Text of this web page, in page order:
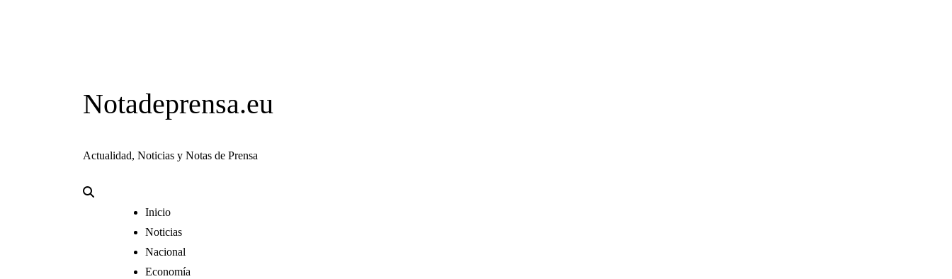
Notadeprensa.eu
Actualidad, Noticias y Notas de Prensa
Inicio
Noticias
Nacional
Economía